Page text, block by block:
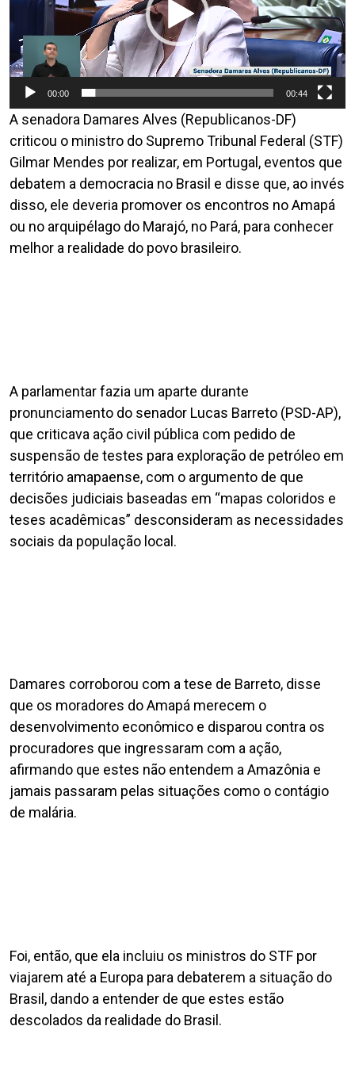
00:00 00:44
A senadora Damares Alves (Republicanos-DF)
criticou o ministro do Supremo Tribunal Federal (STF)
Gilmar Mendes por realizar, em Portugal, eventos que
debatem a democracia no Brasil e disse que, ao invés
disso, ele deveria promover os encontros no Amapá
ou no arquipélago do Marajó, no Pará, para conhecer
melhor a realidade do povo brasileiro.
A parlamentar fazia um aparte durante
pronunciamento do senador Lucas Barreto (PSD-AP),
que criticava ação civil pública com pedido de
suspensão de testes para exploração de petróleo em
território amapaense, com o argumento de que
decisões judiciais baseadas em “mapas coloridos e
teses acadêmicas” desconsideram as necessidades
sociais da população local.
Damares corroborou com a tese de Barreto, disse
que os moradores do Amapá merecem o
desenvolvimento econômico e disparou contra os
procuradores que ingressaram com a ação,
afirmando que estes não entendem a Amazônia e
jamais passaram pelas situações como o contágio
de malária.
Foi, então, que ela incluiu os ministros do STF por
viajarem até a Europa para debaterem a situação do
Brasil, dando a entender de que estes estão
descolados da realidade do Brasil.